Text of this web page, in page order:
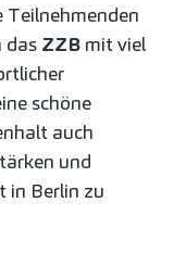
Teilnehmenden
das ZZB mit viel
schöne
auch
und
in Berlin zu